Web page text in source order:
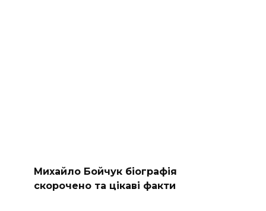
Михайло Бойчук біографія
скорочено та цікаві факти